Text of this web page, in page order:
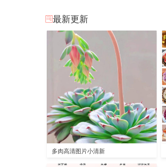
最新更新
多肉高清图片小清新